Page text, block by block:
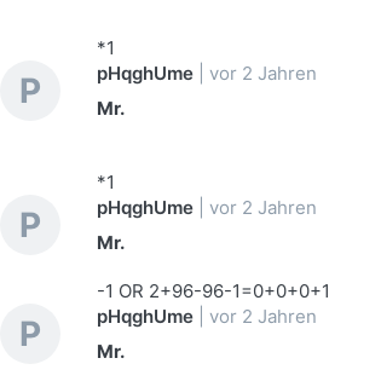
*1
P pHqghUme
vor 2 Jahren
Mr.
*1
P pHqghUme
vor 2 Jahren
Mr.
-1 OR 2+96-96-1=0+0+0+1
P pHqghUme
vor 2 Jahren
Mr.